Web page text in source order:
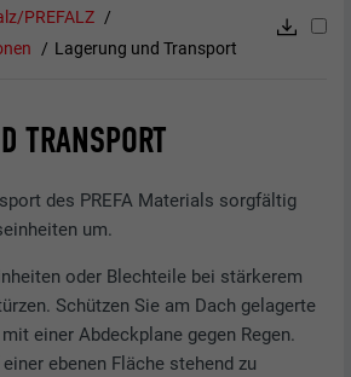
PREFALZ
Lagerung und Transport
TRANSPORT
des PREFA Materials sorgfältig
um.
oder Blechteile bei stärkerem
Schützen Sie am Dach gelagerte
einer Abdeckplane gegen Regen.
ebenen Fläche stehend zu